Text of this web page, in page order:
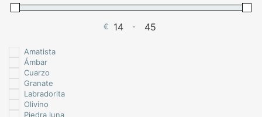
€ Minimum Price
-Maximum Price
Amatista
Ámbar
Cuarzo
Granate
Labradorita
Olivino
Piedra luna